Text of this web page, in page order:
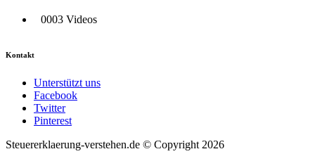
0003 Videos
Kontakt
Unterstützt uns
Facebook
Twitter
Pinterest
Steuererklaerung-verstehen.de © Copyright 2026